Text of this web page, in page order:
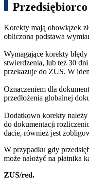
Korekty mają obowiązek
obliczona podstawa
Wymagające korekty
stwierdzenia, lub też 30
przekazuje do ZUS. W
Oznaczeniem dla
przedłożenia globalnej
Dodatkowo korekty
do dokumentacji
dacie, również jest
W przypadku gdy
może nałożyć na płatnika
ZUS/red.